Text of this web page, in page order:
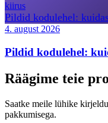
kiirus
Pildid kodulehel:
4. august 2026
Pildid kodulehel:
Räägime teie
Saatke meile lühike
pakkumisega.